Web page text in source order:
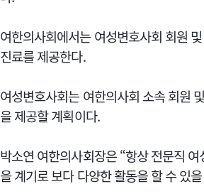
여한의사회에서는 여성변호사회 회원
진료를 제공한다.
여성변호사회는 여한의사회 소속 회원
을 제공할 계획이다.
박소연 여한의사회장은 “항상 전문직
을 계기로 보다 다양한 활동을 할 수 있